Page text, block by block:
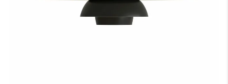
角型引掛シーリングやダクトレールなどの取付側のパーツの高さにな